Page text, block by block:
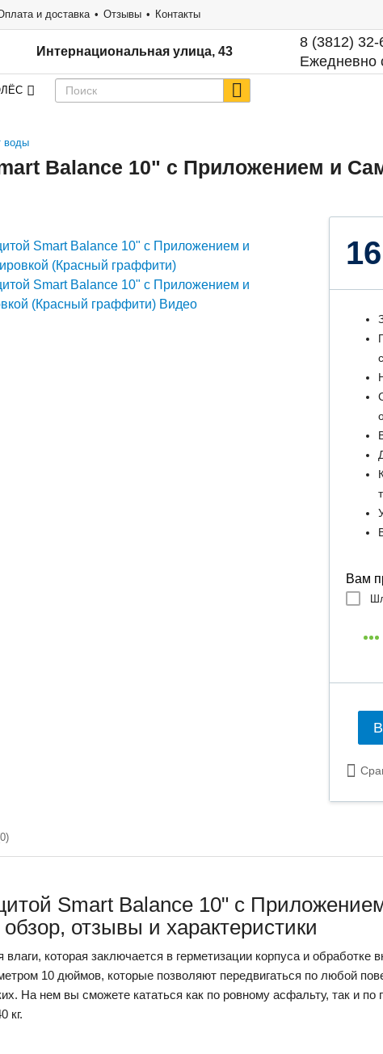
и доставка Отзывы Контакты
Интернациональная улица, 43
8 (3812) 32-
Ежедневно
воды
Balance 10" c Приложением и
Вам
Smart Balance 10" c
отзывы и характеристики
влаги, которая заключается в герметизации корпуса и
10 дюймов, которые позволяют передвигаться по любой
На нем вы сможете кататься как по ровному асфальту, так и
кг.